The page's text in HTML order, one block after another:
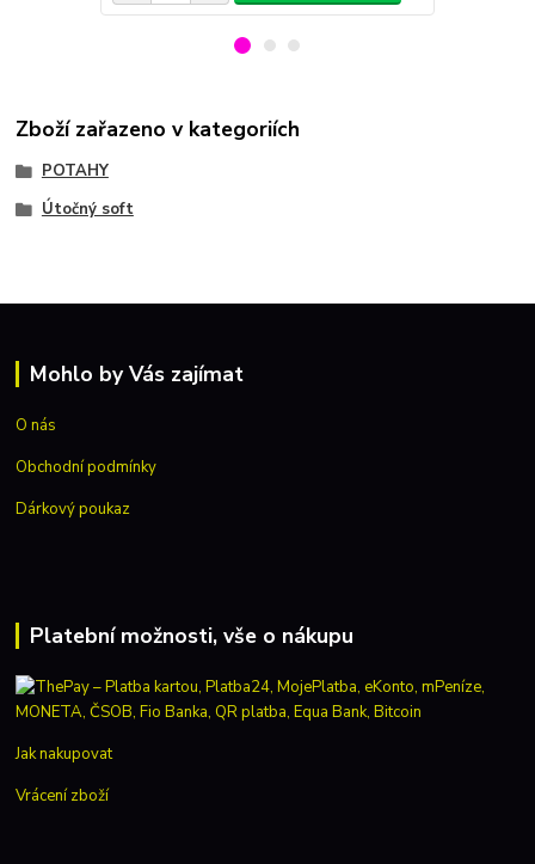
Zboží zařazeno v kategoriích
POTAHY
Útočný soft
Mohlo by Vás zajímat
O nás
Obchodní podmínky
Dárkový poukaz
Platební možnosti, vše o nákupu
Jak nakupovat
Vrácení zboží